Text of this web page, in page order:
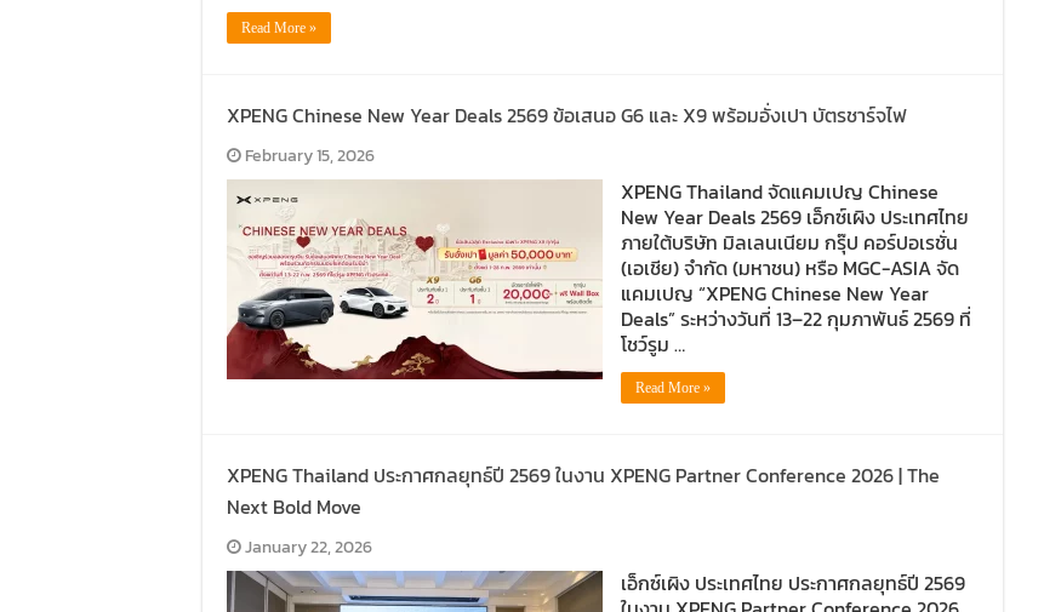
Read More »
XPENG Chinese New Year Deals 2569 ข้อเสนอ G6 และ X9 พร้อมอั่งเปา บัตรชาร์จไฟ
February 15, 2026
XPENG Thailand จัดแคมเปญ Chinese
New Year Deals 2569 เอ็กซ์เผิง ประเทศไทย
ภายใต้บริษัท มิลเลนเนียม กรุ๊ป คอร์ปอเรชั่น
(เอเชีย) จำกัด (มหาชน) หรือ MGC-ASIA จัด
แคมเปญ “XPENG Chinese New Year
Deals” ระหว่างวันที่ 13–22 กุมภาพันธ์ 2569 ที่
โชว์รูม …
Read More »
XPENG Thailand ประกาศกลยุทธ์ปี 2569 ในงาน XPENG Partner Conference 2026 | The
Next Bold Move
January 22, 2026
เอ็กซ์เผิง ประเทศไทย ประกาศกลยุทธ์ปี 2569